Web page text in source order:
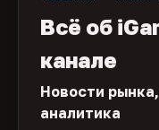
Всё об
канале
Новости
аналитика